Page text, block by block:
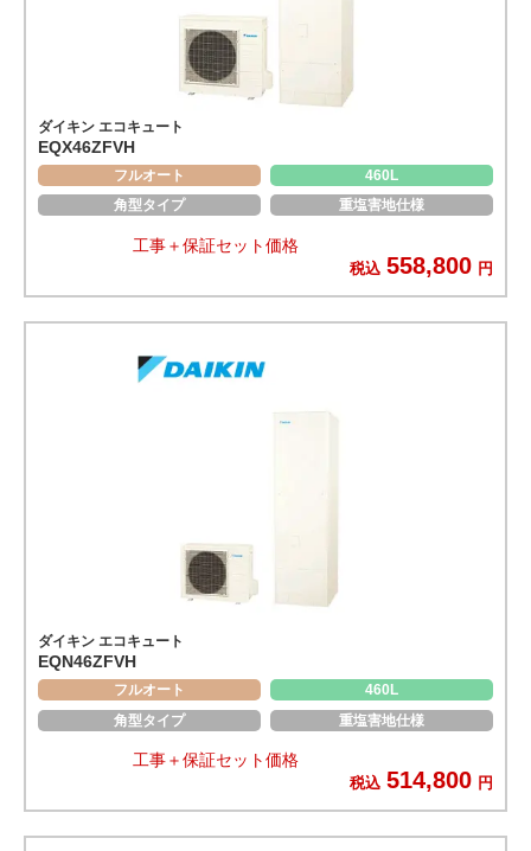
ダイキン エコキュート
EQX46ZFVH
フルオート
460L
角型タイプ
重塩害地仕様
工事＋保証セット価格
税込 558,800 円
ダイキン エコキュート
EQN46ZFVH
フルオート
460L
角型タイプ
重塩害地仕様
工事＋保証セット価格
税込 514,800 円